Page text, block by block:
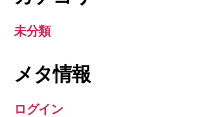
未分類
メタ情報
ログイン